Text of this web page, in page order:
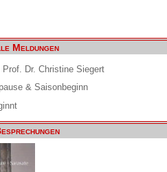
Meldungen
Dr. Christine Siegert
& Saisonbeginn